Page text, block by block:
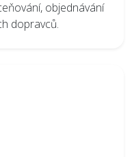
objednávání
dopravců.